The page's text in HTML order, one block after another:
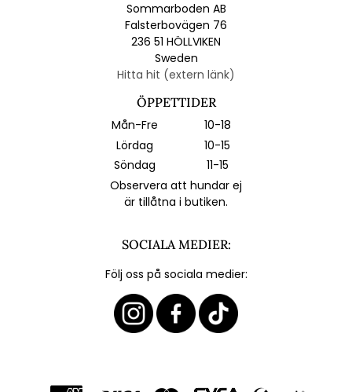
Sommarboden AB
Falsterbovägen 76
236 51 HÖLLVIKEN
Sweden
Hitta hit (extern länk)
ÖPPETTIDER
Mån-Fre
10-18
Lördag
10-15
Söndag
11-15
Observera att hundar ej
är tillåtna i butiken.
SOCIALA MEDIER:
Följ oss på sociala medier: